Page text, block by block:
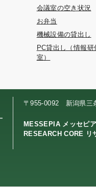
会議室の空き状況
お弁当
機械設備の貸出し
PC貸出し（情報研
室）
〒955-0092 新潟県三
MESSEPIA メッセピ
RESEARCH CORE リ